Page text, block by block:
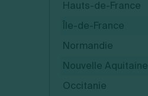
Hauts-de-France
Île-de-France
Normandie
Nouvelle Aquitaine
Occitanie